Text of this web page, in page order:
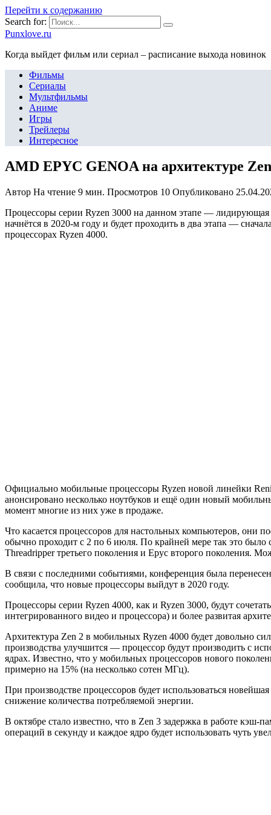
Перейти к содержанию
Search for:
Punxlove.ru
Когда выйдет фильм или сериал – расписание выхода новинок
Фильмы
Сериалы
Мультфильмы
Аниме
Игры
Трейлеры
Интересное
AMD EPYC GENOA на архитектуре
Автор На чтение 9 мин. Просмотров 10 Опубликовано
Процессоры серии Ryzen 3000 на данном этапе —
начнётся в 2020-м году и будет проходить в два этапа —
процессорах Ryzen 4000.
Официально мобильные процессоры Ryzen новой линейки
анонсировано несколько ноутбуков и ещё один новый
момент многие из них уже в продаже.
Что касается процессоров для настольных компьютеров, они
обычно проходит с 2 по 6 июля. По крайней мере так это
Threadripper третьего поколения и Epyc второго поколения.
В связи с последними событиями, конференция была
сообщила, что новые процессоры выйдут в 2020 году.
Процессоры серии Ryzen 4000, как и Ryzen 3000, будут
интегрированного видео и процессора) и более развитая
Архитектура Zen 2 в мобильных Ryzen 4000 будет довольно
производства улучшится — процессор будут производить с
ядрах. Известно, что у мобильных процессоров нового
примерно на 15% (на несколько сотен МГц).
При производстве процессоров будет использоваться
снижение количества потребляемой энергии.
В октябре стало известно, что в Zen 3 задержка в работе кэш-
операций в секунду и каждое ядро будет использовать чуть